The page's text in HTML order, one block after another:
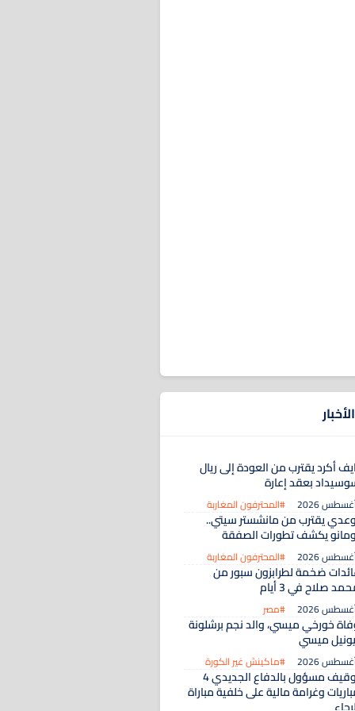
أكرد يقترب من العودة إلى ريال
بعقد إعارة
#المحترفون المغاربة
يقترب من مانشستر سيتي..
يكشف تطورات الصفقة
#المحترفون المغاربة
ضخمة لطرابزون سبور من
صلاح في 3 أيام
#مصر
خورخي ميسي، والد نجم برشلونة
ميسي
#ماكينش غير الكورة
توقيف مسؤول بالدفاع الجديدي 4
وغرامة مالية على خلفية مباراة